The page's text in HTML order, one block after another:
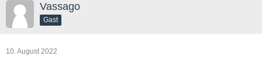
Vassago
Gast
10. August 2022